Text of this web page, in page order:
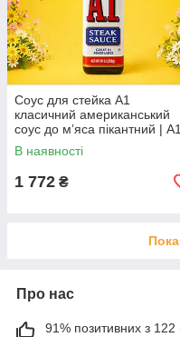
Соус для стейка А1
класичний американський
соус до мʼяса пікантний | A1
Steak Sauce | США | Kraft |
283 г | класичний По
В наявності
1 772 ₴
Про нас
91% позитивних з 122